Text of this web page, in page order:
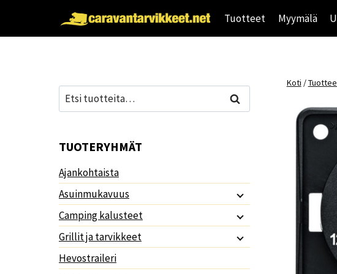
Tuotteet Myymälä
Koti /
Etsi: Haku
TUOTERYHMÄT
Ajankohtaista
Asuinmukavuus
Camping kalusteet
Grillit ja tarvikkeet
Hevostraileri